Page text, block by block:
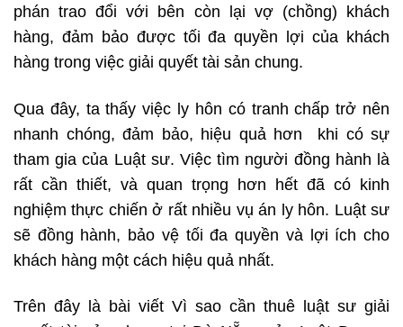
phán trao đổi với bên còn lại vợ (chồng) khách
hàng, đảm bảo được tối đa quyền lợi của khách
hàng trong việc giải quyết tài sản chung.
Qua đây, ta thấy việc ly hôn có tranh chấp trở nên
nhanh chóng, đảm bảo, hiệu quả hơn khi có sự
tham gia của Luật sư. Việc tìm người đồng hành là
rất cần thiết, và quan trọng hơn hết đã có kinh
nghiệm thực chiến ở rất nhiều vụ án ly hôn. Luật sư
sẽ đồng hành, bảo vệ tối đa quyền và lợi ích cho
khách hàng một cách hiệu quả nhất.
Trên đây là bài viết Vì sao cần thuê luật sư giải